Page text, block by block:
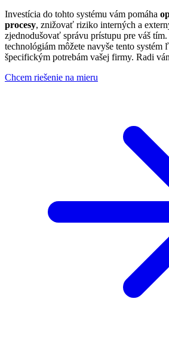
Investícia do tohto systému vám pomáha
procesy, znižovať riziko interných a
zjednodušovať správu prístupu pre váš
technológiám môžete navyše tento
špecifickým potrebám vašej firmy. Radi
Chcem riešenie na mieru